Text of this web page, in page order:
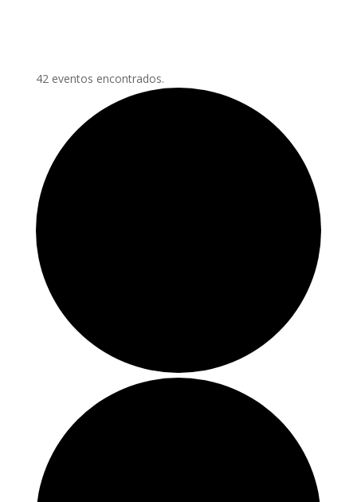
42 eventos encontrados.